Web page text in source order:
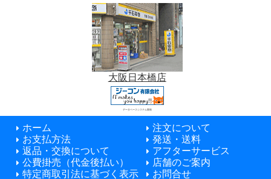
大阪日本橋店
データベースシステム開発
ホーム
注文について
お支払方法
発送・送料
返品・交換について
アフターサービス
公費掛売（代金後払い）
店舗のご案内
特定商取引法に基づく表示
お問合せ